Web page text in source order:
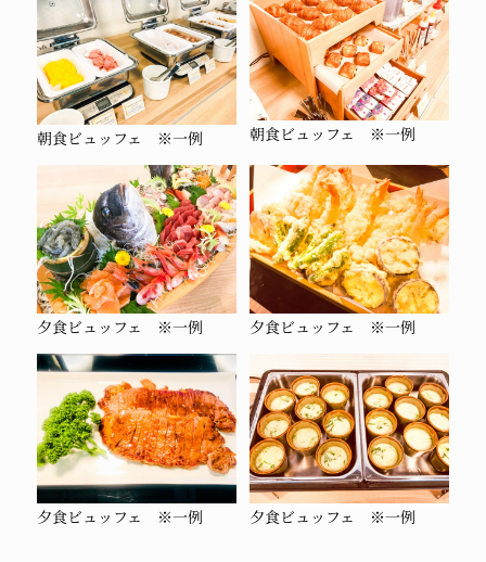
朝食ビュッフェ ※一例 朝食ビュッフェ ※一例
夕食ビュッフェ ※一例 夕食ビュッフェ ※一例
夕食ビュッフェ ※一例 夕食ビュッフェ ※一例